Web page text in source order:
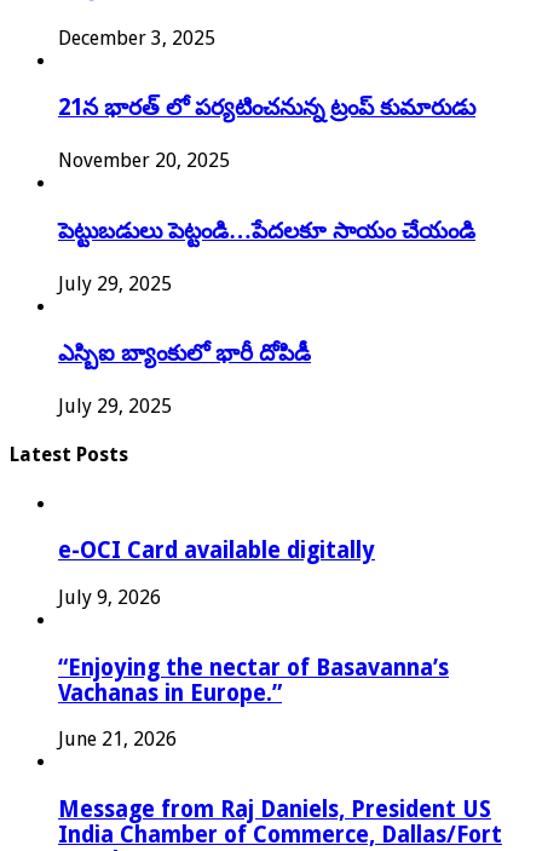
December 3, 2025
21న భారత్ లో పర్యటించనున్న ట్రంప్ కుమారుడు
November 20, 2025
పెట్టుబడులు పెట్టండి…పేదలకూ సాయం చేయండి
July 29, 2025
ఎస్బిఐ బ్యాంకులో భారీ దోపిడీ
July 29, 2025
Latest Posts
e-OCI Card available digitally
July 9, 2026
“Enjoying the nectar of Basavanna’s
Vachanas in Europe.”
June 21, 2026
Message from Raj Daniels, President US
India Chamber of Commerce, Dallas/Fort